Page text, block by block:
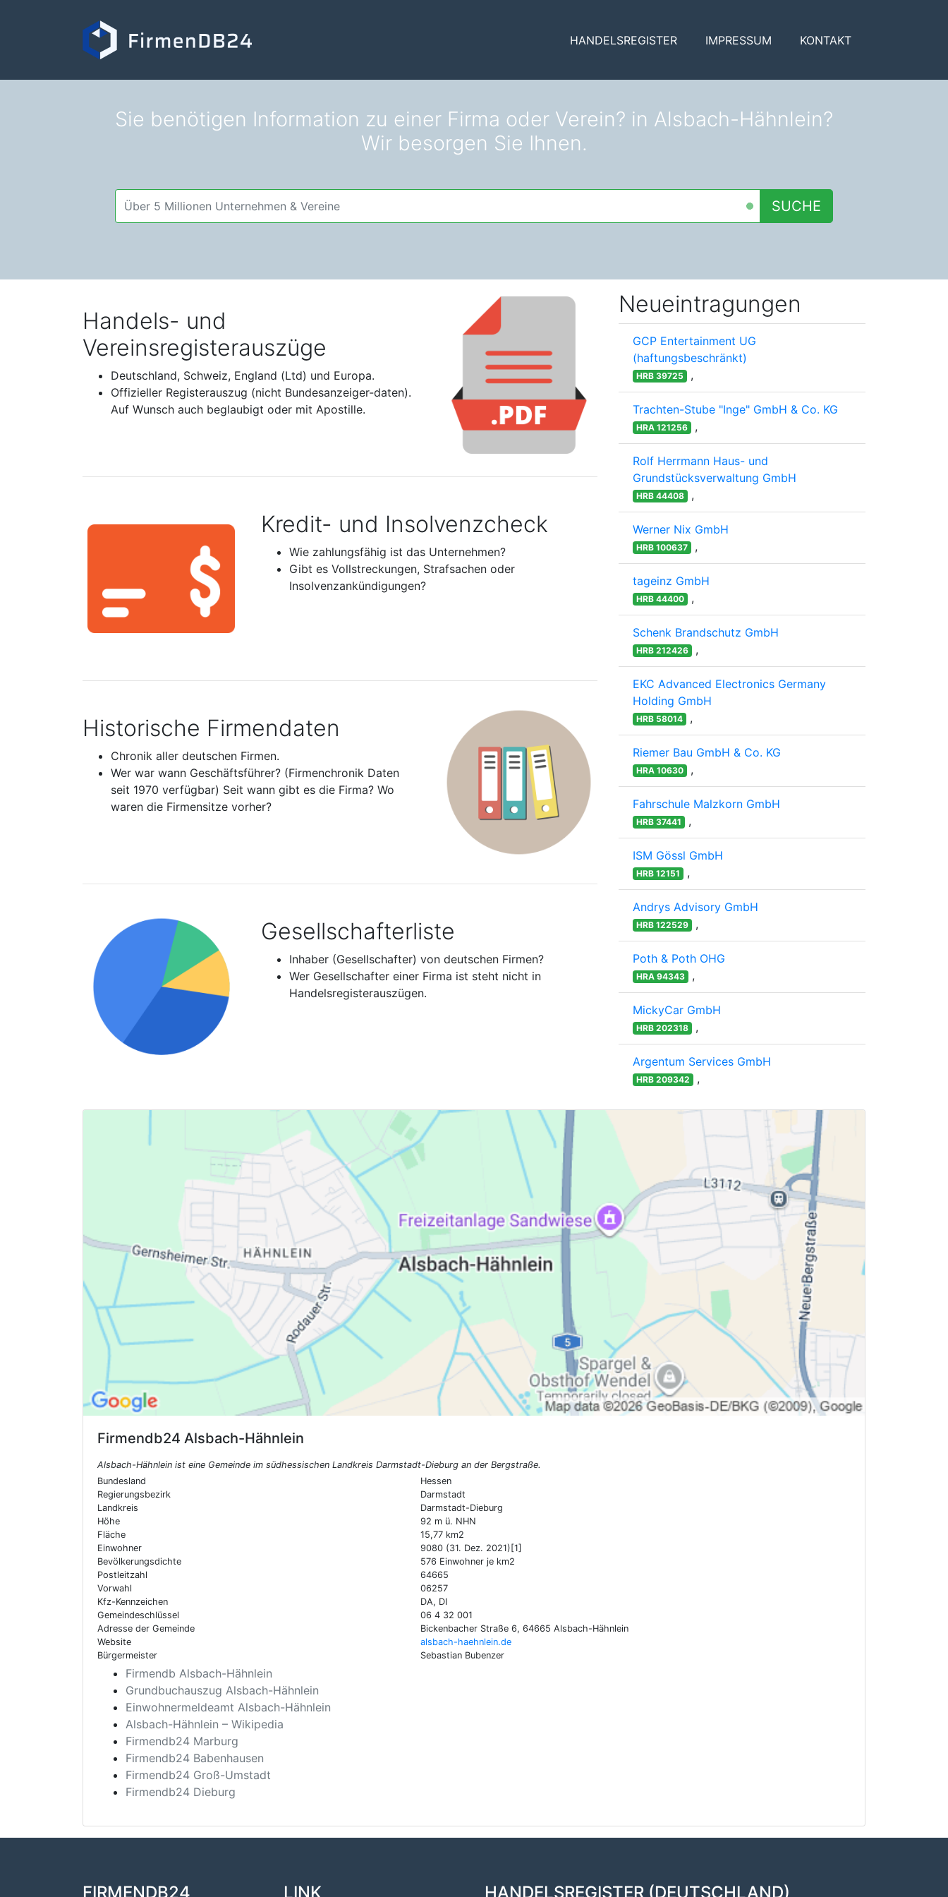
HANDELSREGISTER IMPRESSUM KONTAKT
Sie benötigen Information zu einer Firma oder Verein? in Alsbach-Hähnlein?
Wir besorgen Sie Ihnen.
SUCHE
Handels- und
Vereinsregisterauszüge
Deutschland, Schweiz, England (Ltd) und Europa.
Offizieller Registerauszug (nicht Bundesanzeiger-daten).
Auf Wunsch auch beglaubigt oder mit Apostille.
Kredit- und Insolvenzcheck
Wie zahlungsfähig ist das Unternehmen?
Gibt es Vollstreckungen, Strafsachen oder
Insolvenzankündigungen?
Historische Firmendaten
Chronik aller deutschen Firmen.
Wer war wann Geschäftsführer? (Firmenchronik Daten
seit 1970 verfügbar) Seit wann gibt es die Firma? Wo
waren die Firmensitze vorher?
Gesellschafterliste
Inhaber (Gesellschafter) von deutschen Firmen?
Wer Gesellschafter einer Firma ist steht nicht in
Handelsregisterauszügen.
Neueintragungen
GCP Entertainment UG
(haftungsbeschränkt)
HRB 39725 ,
Trachten-Stube "Inge" GmbH & Co. KG
HRA 121256 ,
Rolf Herrmann Haus- und
Grundstücksverwaltung GmbH
HRB 44408 ,
Werner Nix GmbH
HRB 100637 ,
tageinz GmbH
HRB 44400 ,
Schenk Brandschutz GmbH
HRB 212426 ,
EKC Advanced Electronics Germany
Holding GmbH
HRB 58014 ,
Riemer Bau GmbH & Co. KG
HRA 10630 ,
Fahrschule Malzkorn GmbH
HRB 37441 ,
ISM Gössl GmbH
HRB 12151 ,
Andrys Advisory GmbH
HRB 122529 ,
Poth & Poth OHG
HRA 94343 ,
MickyCar GmbH
HRB 202318 ,
Argentum Services GmbH
HRB 209342 ,
Firmendb24 Alsbach-Hähnlein
Alsbach-Hähnlein ist eine Gemeinde im südhessischen Landkreis Darmstadt-Dieburg an der Bergstraße.
Bundesland
Hessen
Regierungsbezirk
Darmstadt
Landkreis
Darmstadt-Dieburg
Höhe
92 m ü. NHN
Fläche
15,77 km2
Einwohner
9080 (31. Dez. 2021)[1]
Bevölkerungsdichte
576 Einwohner je km2
Postleitzahl
64665
Vorwahl
06257
Kfz-Kennzeichen
DA, DI
Gemeindeschlüssel
06 4 32 001
Adresse der Gemeinde
Bickenbacher Straße 6, 64665 Alsbach-Hähnlein
Website
alsbach-haehnlein.de
Bürgermeister
Sebastian Bubenzer
Firmendb Alsbach-Hähnlein
Grundbuchauszug Alsbach-Hähnlein
Einwohnermeldeamt Alsbach-Hähnlein
Alsbach-Hähnlein – Wikipedia
Firmendb24 Marburg
Firmendb24 Babenhausen
Firmendb24 Groß-Umstadt
Firmendb24 Dieburg
FIRMENDB24 LINK HANDELSREGISTER (DEUTSCHLAND)